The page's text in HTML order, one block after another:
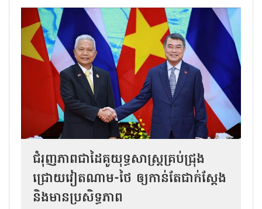
ជំរុញភាពជាដៃគូយុទ្ធសាស្ត្រគ្រប់ជ្រុង
ជ្រោយវៀតណាម-ថៃ ឲ្យកាន់តែជាក់ស្ដែង
និងមានប្រសិទ្ធភាព